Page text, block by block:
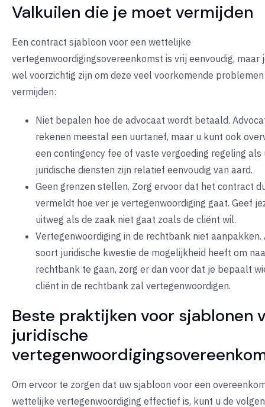
Valkuilen die je moet vermijden
Een contract sjabloon voor een wettelijke
vertegenwoordigingsovereenkomst is vrij eenvoudig, maar
wel voorzichtig zijn om deze veel voorkomende
vermijden:
Niet bepalen hoe de advocaat wordt betaald.
rekenen meestal een uurtarief, maar u kunt ook
een contingency fee of vaste vergoeding regeling als
juridische diensten zijn relatief eenvoudig van aard.
Geen grenzen stellen. Zorg ervoor dat het contract
vermeldt hoe ver je vertegenwoordiging gaat. Geef
uitweg als de zaak niet gaat zoals de cliënt wil.
Vertegenwoordiging in de rechtbank niet aanpakken.
soort juridische kwestie de mogelijkheid heeft om
rechtbank te gaan, zorg er dan voor dat je bepaalt
cliënt in de rechtbank zal vertegenwoordigen.
Beste praktijken voor sjablonen
juridische
Om ervoor te zorgen dat uw sjabloon voor een
wettelijke vertegenwoordiging effectief is, kunt u de